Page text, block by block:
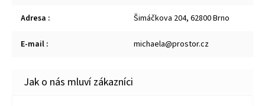
Adresa : Šimáčkova 204, 62800 Brno
E-mail : michaela@prostor.cz